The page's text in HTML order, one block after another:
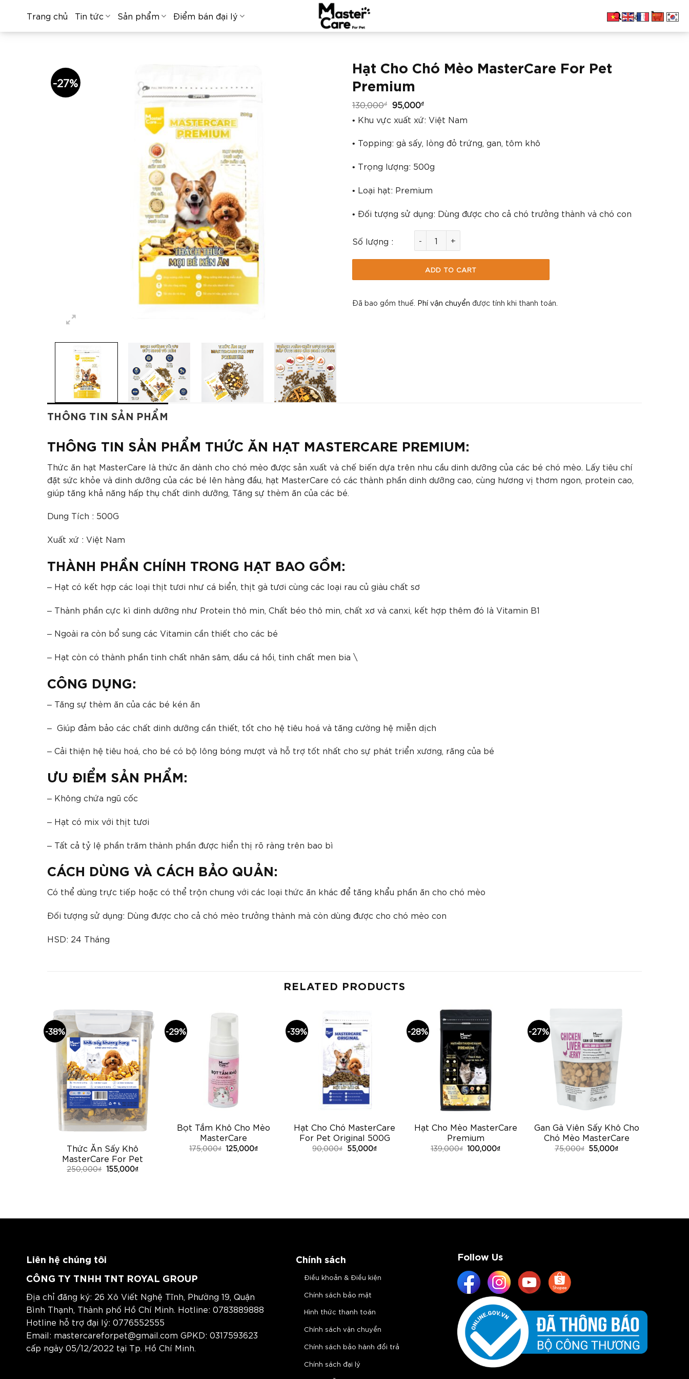
content
Trang chủ Tin tức Sản phẩm Điểm bán đại lý Cart
-27%
Hạt Cho Chó Mèo MasterCare For Pet
Premium
130,000₫ 95,000₫
• Khu vực xuất xứ: Việt Nam
• Topping: gà sấy, lòng đỏ trứng, gan, tôm khô
• Trọng lượng: 500g
• Loại hạt: Premium
• Đối tượng sử dụng: Dùng được cho cả chó trưởng thành và chó con
Số lượng :
ADD TO CART
Đã bao gồm thuế. Phí vận chuyển được tính khi thanh toán.
THÔNG TIN SẢN PHẨM
THÔNG TIN SẢN PHẨM THỨC ĂN HẠT MASTERCARE PREMIUM:
Thức ăn hạt MasterCare là thức ăn dành cho chó mèo được sản xuất và chế biến dựa trên nhu cầu dinh dưỡng của các bé chó mèo. Lấy tiêu chí
đặt sức khỏe và dinh dưỡng của các bé lên hàng đầu, hạt MasterCare có các thành phần dinh dưỡng cao, cùng hương vị thơm ngon, protein cao,
giúp tăng khả năng hấp thụ chất dinh dưỡng, Tăng sự thèm ăn của các bé.
Dung Tích : 500G
Xuất xứ : Việt Nam
THÀNH PHẦN CHÍNH TRONG HẠT BAO GỒM:
– Hạt có kết hợp các loại thịt tươi như cá biển, thịt gà tươi cùng các loại rau củ giàu chất sơ
– Thành phần cực kì dinh dưỡng như Protein thô min, Chất béo thô min, chất xơ và canxi, kết hợp thêm đó là Vitamin B1
– Ngoài ra còn bổ sung các Vitamin cần thiết cho các bé
– Hạt còn có thành phần tinh chất nhân sâm, dầu cá hồi, tinh chất men bia \
CÔNG DỤNG:
– Tăng sự thèm ăn của các bé kén ăn
– Giúp đảm bảo các chất dinh dưỡng cần thiết, tốt cho hệ tiêu hoá và tăng cường hệ miễn dịch
– Cải thiện hệ tiêu hoá, cho bé có bộ lông bóng mượt và hỗ trợ tốt nhất cho sự phát triển xương, răng của bé
ƯU ĐIỂM SẢN PHẨM:
– Không chứa ngũ cốc
– Hạt có mix với thịt tươi
– Tất cả tỷ lệ phần trăm thành phần được hiển thị rõ ràng trên bao bì
CÁCH DÙNG VÀ CÁCH BẢO QUẢN:
Có thể dùng trực tiếp hoặc có thể trộn chung với các loại thức ăn khác để tăng khẩu phần ăn cho chó mèo
Đối tượng sử dụng: Dùng được cho cả chó mèo trưởng thành mà còn dùng được cho chó mèo con
HSD: 24 Tháng
RELATED PRODUCTS
-38%
Thức Ăn Sấy Khô
MasterCare For Pet
250,000₫ 155,000₫
-29%
Bọt Tắm Khô Cho Mèo
MasterCare
175,000₫ 125,000₫
-39%
Hạt Cho Chó MasterCare
For Pet Original 500G
90,000₫ 55,000₫
-28%
Hạt Cho Mèo MasterCare
Premium
139,000₫ 100,000₫
-27%
Gan Gà Viên Sấy Khô Cho
Chó Mèo MasterCare
75,000₫ 55,000₫
Liên hệ chúng tôi
CÔNG TY TNHH TNT ROYAL GROUP
Địa chỉ đăng ký: 26 Xô Viết Nghệ Tĩnh, Phường 19, Quận
Bình Thạnh, Thành phố Hồ Chí Minh. Hotline: 0783889888
Hotline hỗ trợ đại lý: 0776552555
Email: mastercareforpet@gmail.com GPKD: 0317593623
cấp ngày 05/12/2022 tại Tp. Hồ Chí Minh.
Chính sách
Điều khoản & Điều kiện
Chính sách bảo mật
Hình thức thanh toán
Chính sách vận chuyển
Chính sách bảo hành đổi trả
Chính sách đại lý
Follow Us